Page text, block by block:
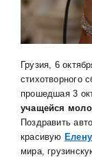
Грузия, 6
стихотворного
прошедшая 3
учащейся
Поздравить
красивую
мира,